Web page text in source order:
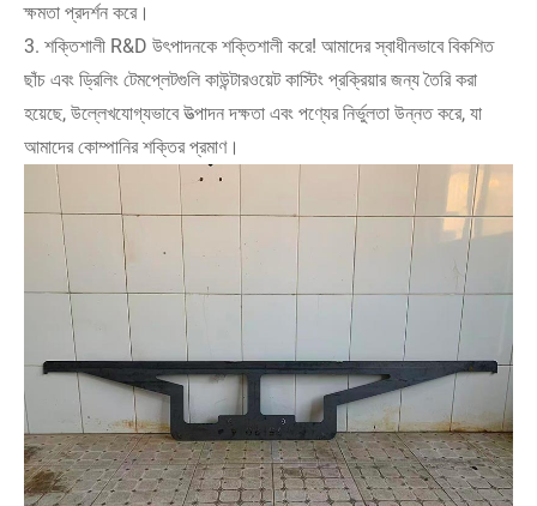
ক্ষমতা প্রদর্শন করে।
3. শক্তিশালী R&D উৎপাদনকে শক্তিশালী করে! আমাদের স্বাধীনভাবে বিকশিত
ছাঁচ এবং ড্রিলিং টেমপ্লেটগুলি কাউন্টারওয়েট কাস্টিং প্রক্রিয়ার জন্য তৈরি করা
হয়েছে, উল্লেখযোগ্যভাবে উত্পাদন দক্ষতা এবং পণ্যের নির্ভুলতা উন্নত করে, যা
আমাদের কোম্পানির শক্তির প্রমাণ।